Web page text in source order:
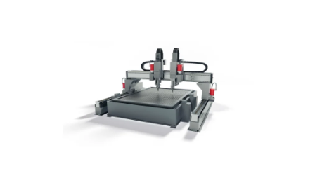
Oberflächen- und Korrosionsschutz